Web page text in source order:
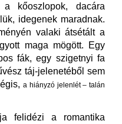
kőoszlopok, dacára
idegenek maradnak.
valaki átsétált a
maga mögött. Egy
fák, egy szigetnyi fa
táj-jelenetéből sem
a hiányzó jelenlét– talán
felidézi a romantika